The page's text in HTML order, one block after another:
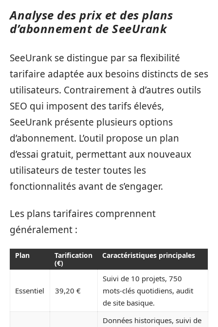
Analyse des prix et des plans
d’abonnement de SeeUrank
SeeUrank se distingue par sa flexibilité
tarifaire adaptée aux besoins distincts de ses
utilisateurs. Contrairement à d’autres outils
SEO qui imposent des tarifs élevés,
SeeUrank présente plusieurs options
d’abonnement. L’outil propose un plan
d’essai gratuit, permettant aux nouveaux
utilisateurs de tester toutes les
fonctionnalités avant de s’engager.
Les plans tarifaires comprennent
généralement :
Plan
Tarification
(€)
Caractéristiques principales
Essentiel 39,20 €
Suivi de 10 projets, 750
mots-clés quotidiens, audit
de site basique.
Données historiques, suivi de